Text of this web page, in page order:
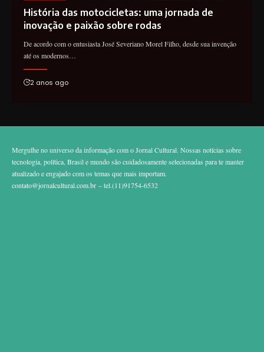
História das motocicletas: uma jornada de
inovação e paixão sobre rodas
De acordo com o entusiasta José Severiano Morel Filho, desde sua invenção
até os modernos…
2 anos ago
Mergulhe no universo da informação com o Jornal Cultural. Nossas notícias sobre
tecnologia, política, Brasil e mundo são cuidadosamente selecionadas para te manter
atualizado e engajado com os temas que mais importam.
contato@jornalcultural.com.br – tel.(11)91754-6532